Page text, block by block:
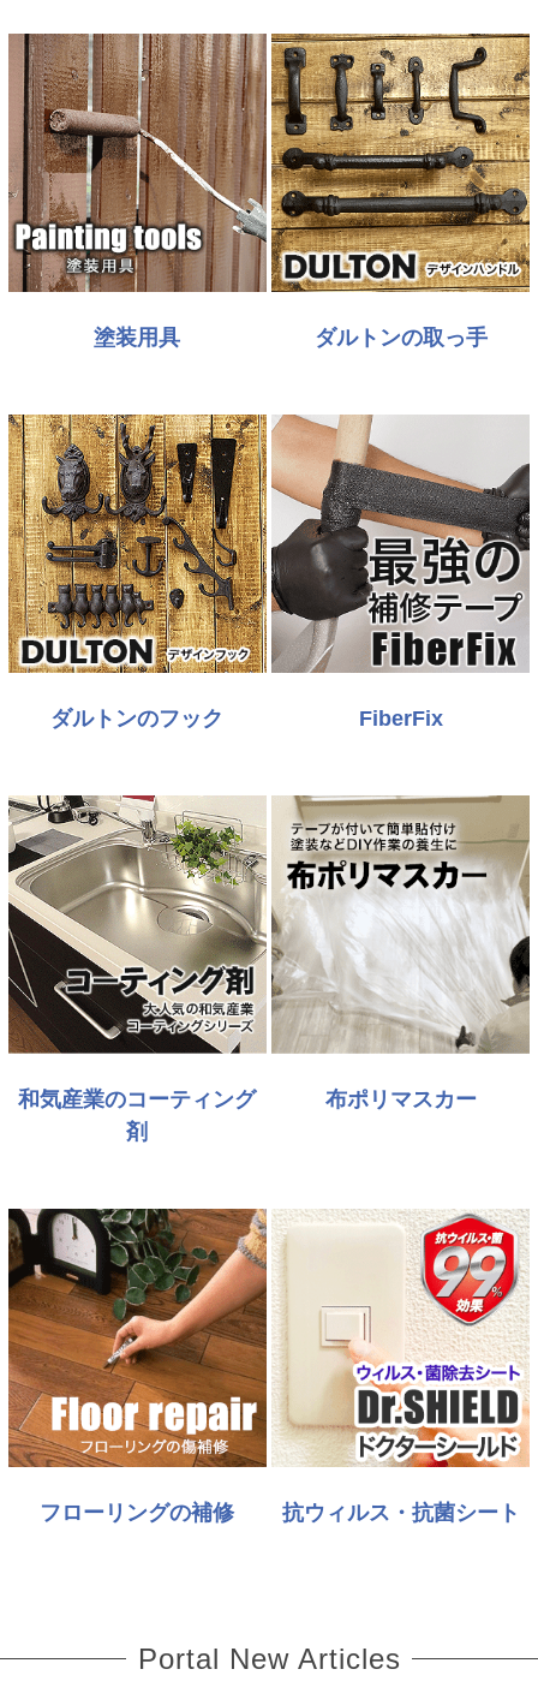
塗装用具 ダルトンの取っ手
ダルトンのフック FiberFix
和気産業のコーティング
剤
布ポリマスカー
フローリングの補修 抗ウィルス・抗菌シート
Portal New Articles